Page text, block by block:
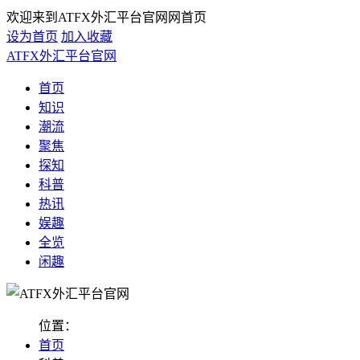
欢迎来到ATFX外汇平台官网网首页
设为首页 加入收藏
ATFX外汇平台官网
首页
知识
潮流
聚焦
探知
科普
热讯
娱趣
全览
闲趣
位置：
首页